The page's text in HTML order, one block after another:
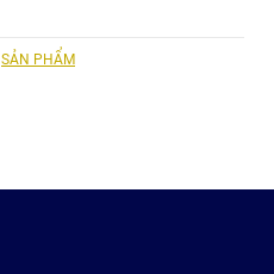
SẢN PHẨM